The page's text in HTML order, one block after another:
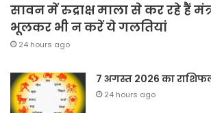
सावन में रुद्राक्ष माला से कर रहे हैं
भूलकर भी न करें ये गलतियां
24 hours ago
7 अगस्त 2026 का
24 hours ago